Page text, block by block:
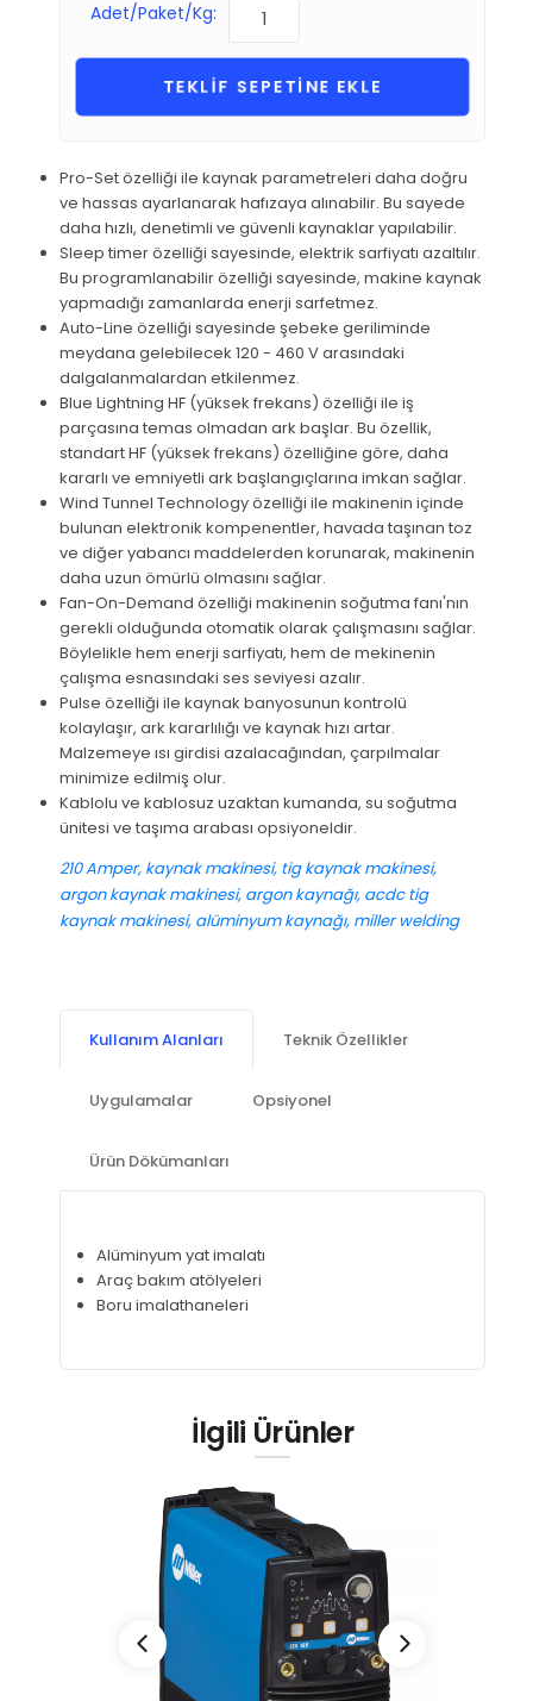
Adet/Paket/Kg:
TEKLİF SEPETİNE EKLE
Pro-Set özelliği ile kaynak parametreleri daha doğru
ve hassas ayarlanarak hafızaya alınabilir. Bu sayede
daha hızlı, denetimli ve güvenli kaynaklar yapılabilir.
Sleep timer özelliği sayesinde, elektrik sarfiyatı azaltılır.
Bu programlanabilir özelliği sayesinde, makine kaynak
yapmadığı zamanlarda enerji sarfetmez.
Auto-Line özelliği sayesinde şebeke geriliminde
meydana gelebilecek 120 - 460 V arasındaki
dalgalanmalardan etkilenmez.
Blue Lightning HF (yüksek frekans) özelliği ile iş
parçasına temas olmadan ark başlar. Bu özellik,
standart HF (yüksek frekans) özelliğine göre, daha
kararlı ve emniyetli ark başlangıçlarına imkan sağlar.
Wind Tunnel Technology özelliği ile makinenin içinde
bulunan elektronik kompenentler, havada taşınan toz
ve diğer yabancı maddelerden korunarak, makinenin
daha uzun ömürlü olmasını sağlar.
Fan-On-Demand özelliği makinenin soğutma fanı'nın
gerekli olduğunda otomatik olarak çalışmasını sağlar.
Böylelikle hem enerji sarfiyatı, hem de mekinenin
çalışma esnasındaki ses seviyesi azalır.
Pulse özelliği ile kaynak banyosunun kontrolü
kolaylaşır, ark kararlılığı ve kaynak hızı artar.
Malzemeye ısı girdisi azalacağından, çarpılmalar
minimize edilmiş olur.
Kablolu ve kablosuz uzaktan kumanda, su soğutma
ünitesi ve taşıma arabası opsiyoneldir.
210 Amper, kaynak makinesi, tig kaynak makinesi,
argon kaynak makinesi, argon kaynağı, acdc tig
kaynak makinesi, alüminyum kaynağı, miller welding
Kullanım Alanları Teknik Özellikler
Uygulamalar Opsiyonel
Ürün Dökümanları
Alüminyum yat imalatı
Araç bakım atölyeleri
Boru imalathaneleri
İlgili Ürünler